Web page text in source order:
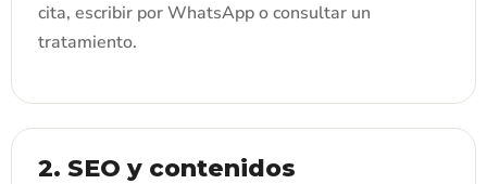
cita, escribir por WhatsApp o consultar un
tratamiento.
2. SEO y contenidos